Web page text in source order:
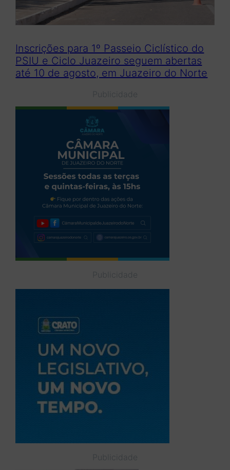
Inscrições para 1º Passeio Ciclístico do
PSIU e Ciclo Juazeiro seguem abertas
até 10 de agosto, em Juazeiro do Norte
Publicidade
Publicidade
Publicidade